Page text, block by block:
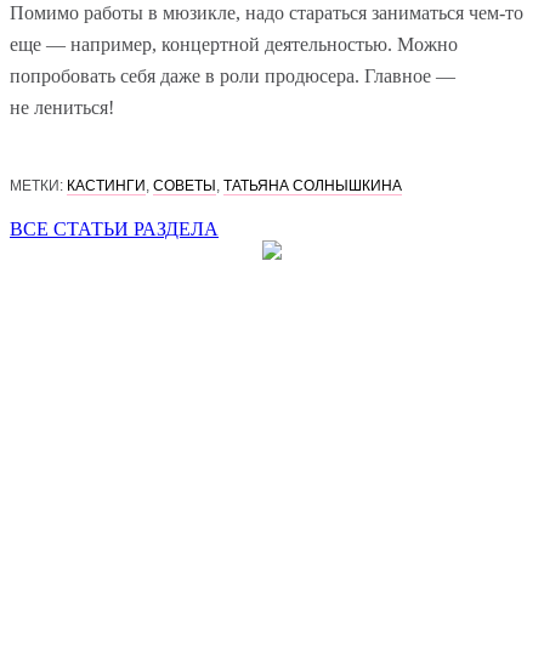
Помимо работы в мюзикле, надо стараться заниматься чем-то
еще — например, концертной деятельностью. Можно
попробовать себя даже в роли продюсера. Главное —
не лениться!
МЕТКИ: КАСТИНГИ, СОВЕТЫ, ТАТЬЯНА СОЛНЫШКИНА
ВСЕ СТАТЬИ РАЗДЕЛА